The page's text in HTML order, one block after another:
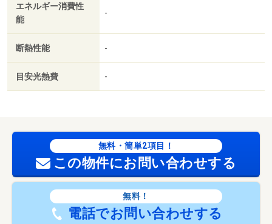
エネルギー消費性
能
-
断熱性能 -
目安光熱費 -
無料・簡単2項目！
この物件にお問い合わせする
無料！
電話でお問い合わせする